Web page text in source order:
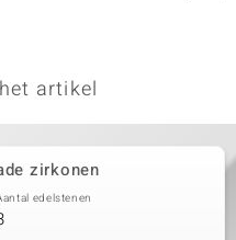
artikel
zirkonen
edelstenen